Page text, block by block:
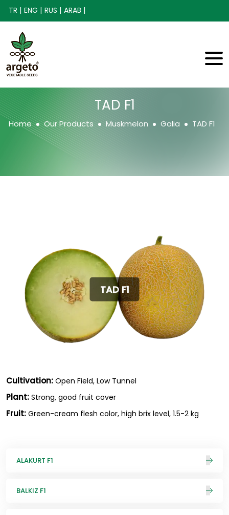
TR | ENG | RUS | ARAB |
TAD F1
Home Our Products Muskmelon Galia TAD F1
TAD F1
Cultivation: Open Field, Low Tunnel
Plant: Strong, good fruit cover
Fruit: Green-cream flesh color, high brix level, 1.5-2 kg
ALAKURT F1
BALKIZ F1